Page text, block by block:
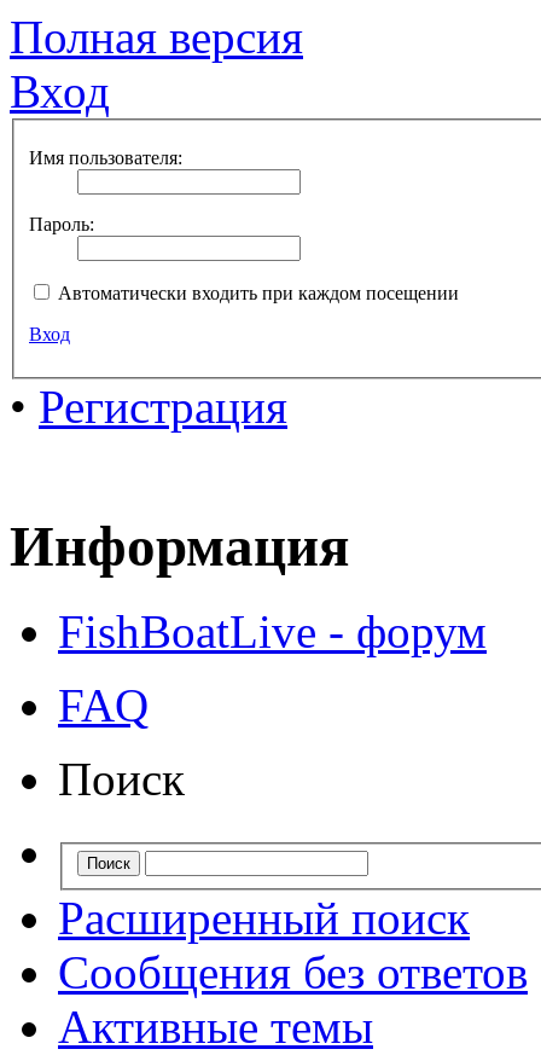
Полная версия
Вход
Имя пользователя:
Пароль:
Автоматически входить при каждом посещении
Вход
• Регистрация
Информация
FishBoatLive - форум
FAQ
Поиск
Расширенный поиск
Сообщения без ответов
Активные темы